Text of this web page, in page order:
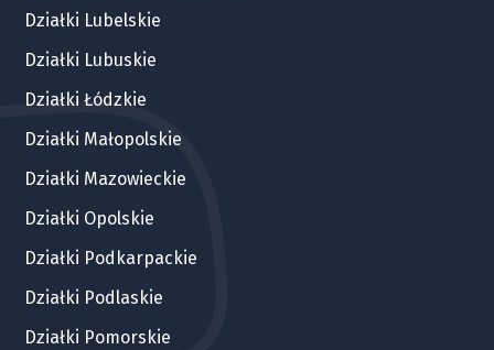
Działki Lubelskie
Działki Lubuskie
Działki Łódzkie
Działki Małopolskie
Działki Mazowieckie
Działki Opolskie
Działki Podkarpackie
Działki Podlaskie
Działki Pomorskie